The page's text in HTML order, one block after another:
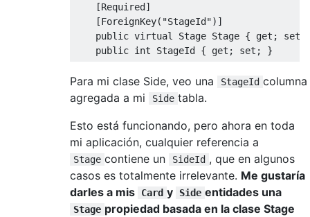
[Required]
[ForeignKey( "StageId")]
public virtual Stage Stage { get ; set
public int StageId { get ; set ; }
Para mi clase Side, veo una StageId columna
agregada a mi
Side tabla.
Esto está funcionando, pero ahora en toda
mi aplicación, cualquier referencia a
Stage contiene un SideId , que en algunos
casos es totalmente irrelevante. Me gustaría
darles a mis
Card y Side entidades una
Stage propiedad basada en la clase Stage